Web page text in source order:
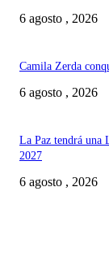
6 agosto , 2026
Camila Zerda
6 agosto , 2026
La Paz tendrá una
2027
6 agosto , 2026